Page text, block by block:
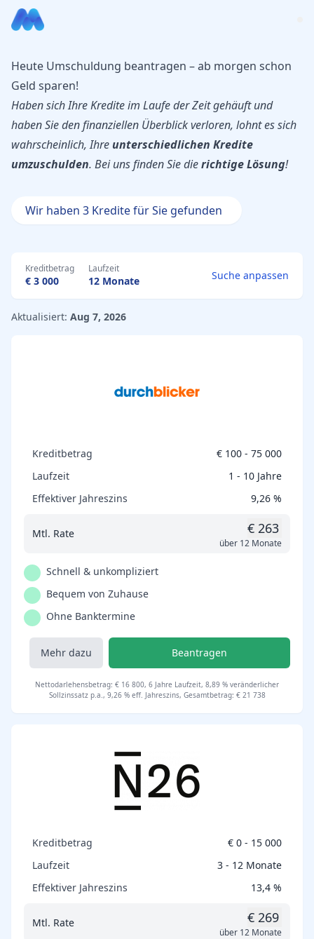
Heute Umschuldung beantragen – ab morgen schon
Geld sparen!
Haben sich Ihre Kredite im Laufe der Zeit gehäuft und
haben Sie den finanziellen Überblick verloren, lohnt es sich
wahrscheinlich, Ihre unterschiedlichen Kredite
umzuschulden. Bei uns finden Sie dierichtige Lösung!
Wir haben 3 Kredite für Sie gefunden
Kreditbetrag
€ 3 000
Laufzeit
12 Monate Suche anpassen
Aktualisiert: Aug 7, 2026
Kreditbetrag
€ 100 - 75 000
Laufzeit
1 - 10 Jahre
Effektiver Jahreszins
9,26 %
Mtl. Rate € 263
über 12 Monate
Schnell & unkompliziert
Bequem von Zuhause
Ohne Banktermine
Mehr dazu Beantragen
Nettodarlehensbetrag: € 16 800, 6 Jahre Laufzeit, 8,89 % veränderlicher
Sollzinssatz p.a., 9,26 % eff. Jahreszins, Gesamtbetrag: € 21 738
Kreditbetrag
€ 0 - 15 000
Laufzeit
3 - 12 Monate
Effektiver Jahreszins
13,4 %
Mtl. Rate € 269
über 12 Monate